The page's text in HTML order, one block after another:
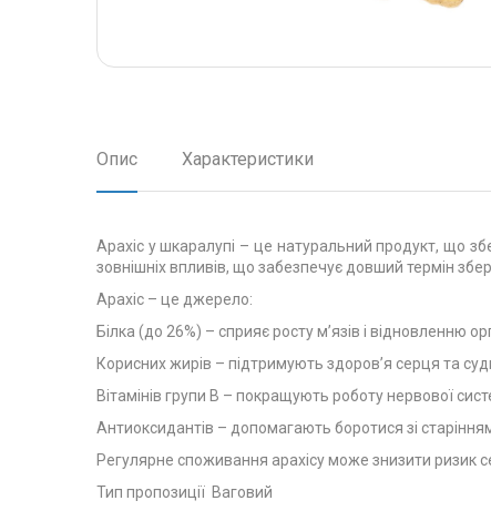
Опис Характеристики
Арахіс у шкаралупі – це натуральний продукт, що
зовнішніх впливів, що забезпечує довший термін
Арахіс – це джерело:
Білка (до 26%) – сприяє росту м’язів і відновленню
Корисних жирів – підтримують здоров’я серця та
Вітамінів групи B – покращують роботу нервової
Антиоксидантів – допомагають боротися зі старінням
Регулярне споживання арахісу може знизити ризик
Тип пропозиції Ваговий